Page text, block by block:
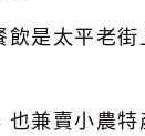
飲是太平老
也兼賣小農特